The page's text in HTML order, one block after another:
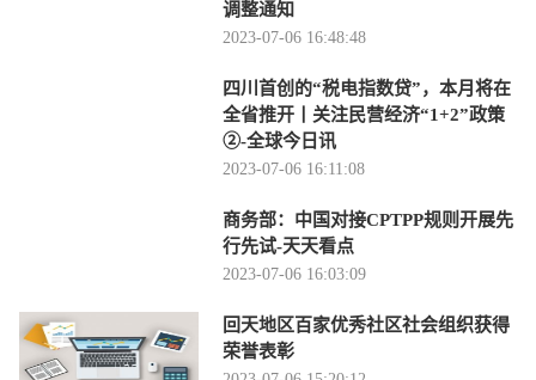
调整通知
2023-07-06 16:48:48
四川首创的“税电指数贷”，本月将在
全省推开丨关注民营经济“1+2”政策
②-全球今日讯
2023-07-06 16:11:08
商务部：中国对接CPTPP规则开展先
行先试-天天看点
2023-07-06 16:03:09
回天地区百家优秀社区社会组织获得
荣誉表彰